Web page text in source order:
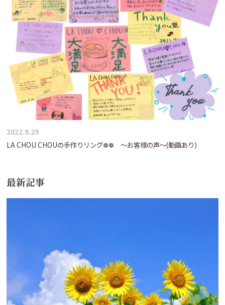
2022.9.29
LA CHOU CHOUの手作りリング❁❁ ～お客様の声～(動画あり)
最新記事